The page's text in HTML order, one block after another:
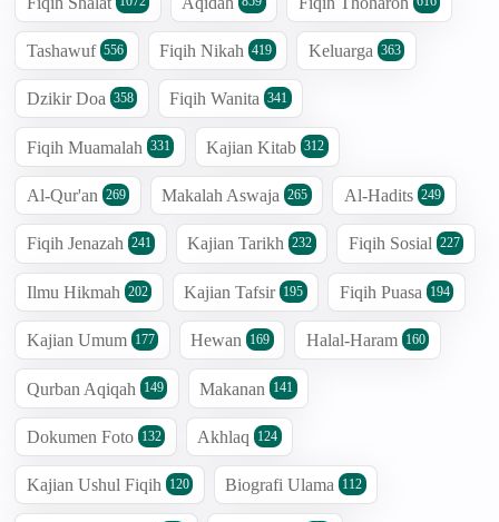
Tashawuf 556 Fiqih Nikah 419 Keluarga 363
Dzikir Doa 358 Fiqih Wanita 341
Fiqih Muamalah 331 Kajian Kitab 312
Al-Qur'an 269 Makalah Aswaja 265 Al-Hadits 249
Fiqih Jenazah 241 Kajian Tarikh 232 Fiqih Sosial 227
Ilmu Hikmah 202 Kajian Tafsir 195 Fiqih Puasa 194
Kajian Umum 177 Hewan 169 Halal-Haram 160
Qurban Aqiqah 149 Makanan 141
Dokumen Foto 132 Akhlaq 124
Kajian Ushul Fiqih 120 Biografi Ulama 112